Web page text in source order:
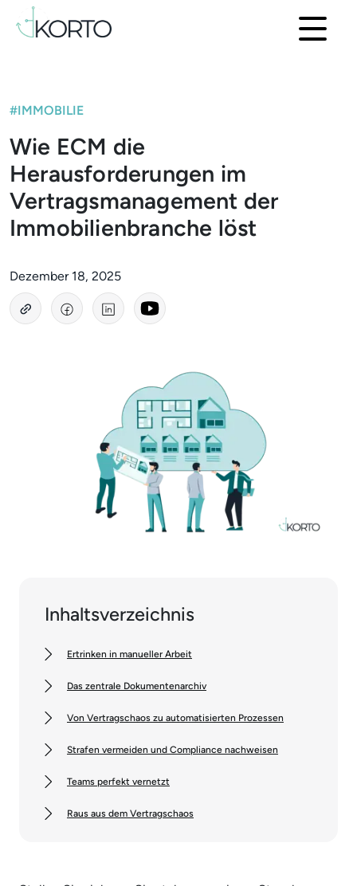
#IMMOBILIE
Wie ECM die
Herausforderungen im
Vertragsmanagement der
Immobilienbranche löst
Dezember 18, 2025
Inhaltsverzeichnis
Ertrinken in manueller Arbeit
Das zentrale Dokumentenarchiv
Von Vertragschaos zu automatisierten Prozessen
Strafen vermeiden und Compliance nachweisen
Teams perfekt vernetzt
Raus aus dem Vertragschaos